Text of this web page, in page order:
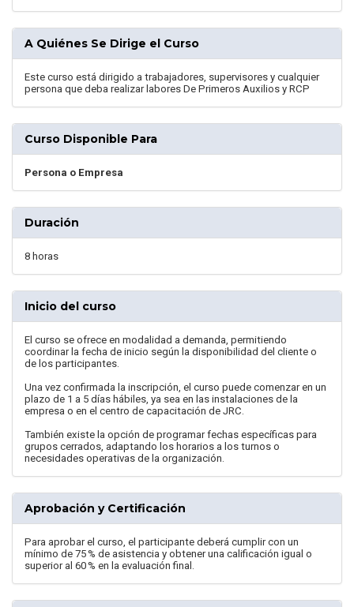
A Quiénes Se Dirige el Curso
Este curso está dirigido a trabajadores, supervisores y cualquier
persona que deba realizar labores De Primeros Auxilios y RCP
Curso Disponible Para
Persona o Empresa
Duración
8 horas
Inicio del curso
El curso se ofrece en modalidad a demanda, permitiendo
coordinar la fecha de inicio según la disponibilidad del cliente o
de los participantes.
Una vez confirmada la inscripción, el curso puede comenzar en un
plazo de 1 a 5 días hábiles, ya sea en las instalaciones de la
empresa o en el centro de capacitación de JRC.
También existe la opción de programar fechas específicas para
grupos cerrados, adaptando los horarios a los turnos o
necesidades operativas de la organización.
Aprobación y Certificación
Para aprobar el curso, el participante deberá cumplir con un
mínimo de 75 % de asistencia y obtener una calificación igual o
superior al 60 % en la evaluación final.